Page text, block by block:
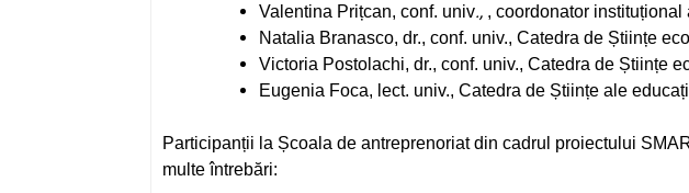
Valentina Prițcan, conf. univ., , coordonator
Natalia Branasco, dr., conf. univ., Catedra de Științe
Victoria Postolachi, dr., conf. univ., Catedra de Științe
Eugenia Foca, lect. univ., Catedra de Științe ale
Participanții la Școala de antreprenoriat din cadrul proiectului
multe întrebări: